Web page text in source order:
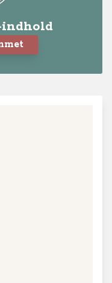
indhold